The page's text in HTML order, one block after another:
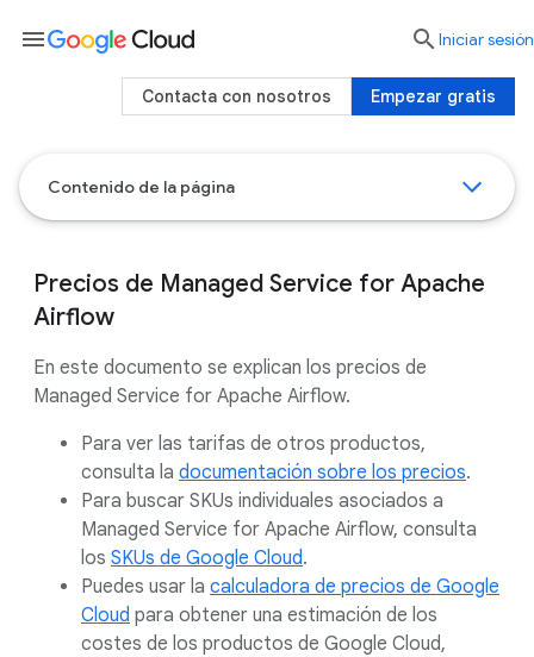
Contenido de la página
Precios de Managed Service for Apache
Airflow
En este documento se explican los precios de
Managed Service for Apache Airflow.
Para ver las tarifas de otros productos,
consulta la documentación sobre los precios.
Para buscar SKUs individuales asociados a
Managed Service for Apache Airflow, consulta
los SKUs de Google Cloud.
Puedes usar la calculadora de precios de Google
Cloud para obtener una estimación de los
costes de los productos de Google Cloud,
menu  Iniciar sesión
Empezar gratis
Contacta con nosotros